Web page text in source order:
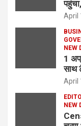
April
NEW
1
साथ
April
NEW